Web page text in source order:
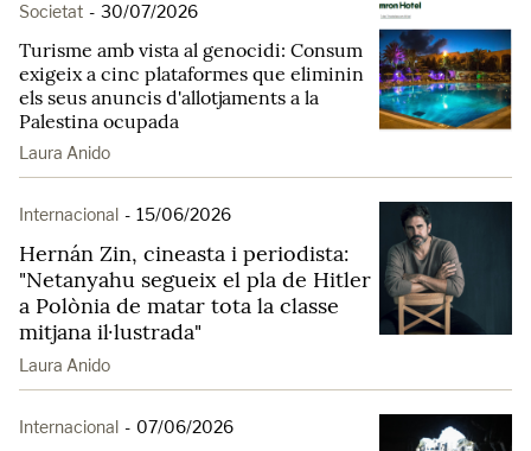
Societat - 30/07/2026
Turisme amb vista al genocidi: Consum
exigeix a cinc plataformes que eliminin
els seus anuncis d'allotjaments a la
Palestina ocupada
Laura Anido
Internacional - 15/06/2026
Hernán Zin, cineasta i periodista:
"Netanyahu segueix el pla de Hitler
a Polònia de matar tota la classe
mitjana il·lustrada"
Laura Anido
Internacional - 07/06/2026